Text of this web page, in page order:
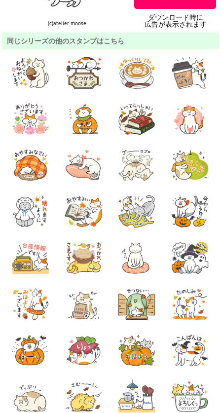
(c)atelier moose
ダウンロード時に
広告が表示されます
同じシリーズの他のスタンプはこちら